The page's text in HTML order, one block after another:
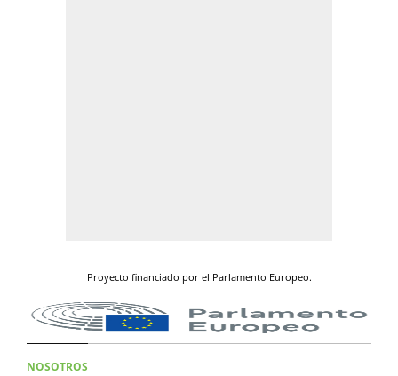
Proyecto financiado por el Parlamento Europeo.
NOSOTROS